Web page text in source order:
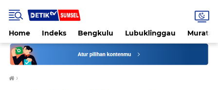
Home Indeks Bengkulu Lubuklinggau
›